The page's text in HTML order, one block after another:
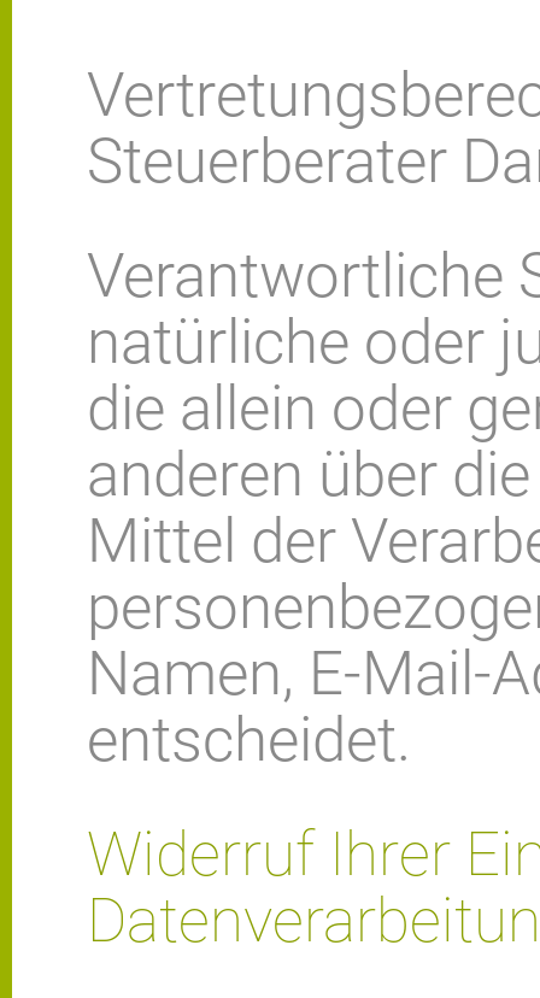
Steuerberater
Verantwortliche
natürliche oder
die allein oder
anderen über
Mittel der
Namen, E-Mail-
entscheidet.
Widerruf Ihrer